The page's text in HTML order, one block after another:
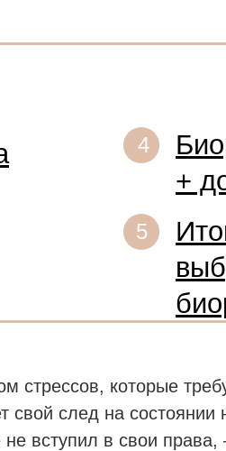
5
4
+
стрессов, которые
свой след на
вступил в свои